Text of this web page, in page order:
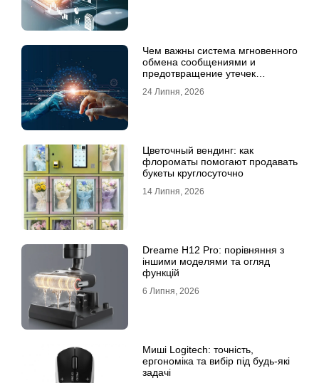
Чем важны система мгновенного
обмена сообщениями и
предотвращение утечек
24 Липня, 2026
Цветочный вендинг: как
флороматы помогают продавать
букеты круглосуточно
14 Липня, 2026
Dreame H12 Pro: порівняння з
іншими моделями та огляд
функцій
6 Липня, 2026
Миші Logitech: точність,
ергономіка та вибір під будь-які
задачі